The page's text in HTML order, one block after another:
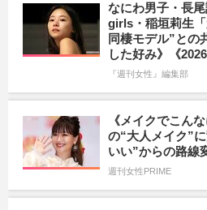
なにわ男子・長
girls・稲垣莉生
同棲モデル”との
した好み》《
『週刊女性』編集部
《メイクでこん
の“大人メイク”
いい”からの路線
週刊女性PRIME